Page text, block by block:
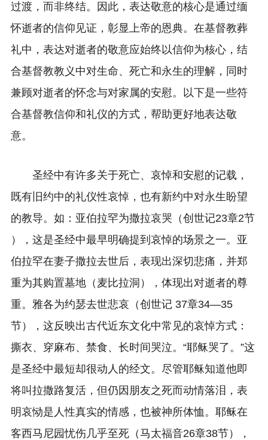
过渡，而非终结。因此，表达敬意的核心是通过缅
怀逝者的信仰见证，彰显上帝的恩典。在基督教葬
礼中，表达对逝者的敬意应始终以信仰为核心，结
合基督教教义中对生命、死亡和永生的理解，同时
兼顾对逝者的怀念与对家属的安慰。以下是一些符
合基督教信仰和礼仪的方式，帮助更好地表达敬
意。
圣经中有许多关于死亡、哀悼和安慰的记载，
既有旧约中的礼仪性哀悼，也有新约中对永生盼望
的教导。如：亚伯拉罕为撒拉哀哭（创世记23章2节
），这是圣经中最早明确提到哀悼的场景之一。亚
伯拉罕在妻子撒拉去世后，表现出深切悲痛，并郑
重为其购置墓地（麦比拉洞），体现出对逝者的尊
重。雅各为约瑟去世悲哀（创世记 37章34—35
节），这反映出古代近东文化中常见的哀悼方式：
撕衣、穿麻布、禁食、长时间哭泣。“耶稣哭了。”这
是圣经中最短却很动人的经文。尽管耶稣知道他即
将叫拉撒路复活，但仍因朋友之死而动情落泪，表
明哀恸是人性真实的情感，也被神所体恤。耶稣在
客西马尼园忧伤几乎至死（马太福音26章38节），